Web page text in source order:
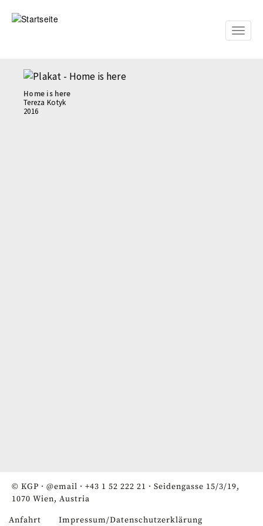
zum
Toggle
Home is here
Tereza Kotyk
2016
© KGP · @email · +43 1 52 222 21 · Seidengasse 15/3/19,
1070 Wien, Austria
Anfahrt Impressum/Datenschutzerklärung